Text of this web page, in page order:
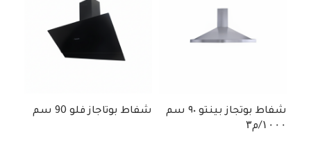
شفاط بوتجاز بينتو ٩٠ سم
۱۰۰۰/م۳
شفاط بوتاجاز فلو 90 سم